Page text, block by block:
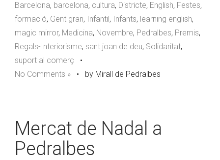
Barcelona, barcelona, cultura, Districte, English, Festes,
formació, Gent gran, Infantil, Infants, learning english,
magic mirror, Medicina, Novembre, Pedralbes, Premis,
Regals-Interiorisme, sant joan de deu, Solidaritat,
suport al comerç •
No Comments » • by Mirall de Pedralbes
Mercat de Nadal a
Pedralbes